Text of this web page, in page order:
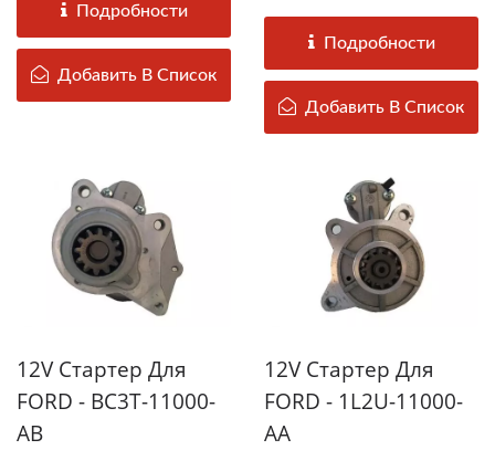
Подробности
Добавить В Список
Подробности
Добавить В Список
12V Стартер Для
FORD - BC3T-11000-
AB
12V Стартер Для
FORD - 1L2U-11000-
AA